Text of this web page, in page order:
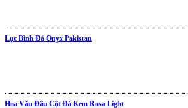
Lục Bình Đá Onyx Pakistan
Hoa Văn Đầu Cột Đá Kem Rosa Light